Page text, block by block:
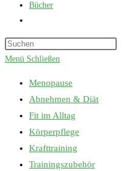
Bücher
umschalten
Menü Schließen
Menopause
Abnehmen & Diät
Fit im Alltag
Körperpflege
Krafttraining
Trainingszubehör